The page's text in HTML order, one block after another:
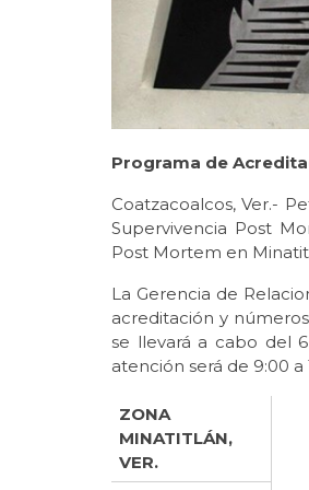
Programa de
Coatzacoalcos, Ver.-
Supervivencia Post
Post Mortem en
La Gerencia de
acreditación y
se llevará a cabo del
atención será de 9:00 a
ZONA
MINATITLÁN,
VER.